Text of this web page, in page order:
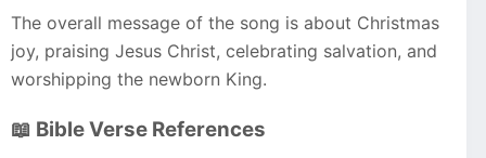
The overall message of the song is about Christmas
joy, praising Jesus Christ, celebrating salvation, and
worshipping the newborn King.
📖 Bible Verse References